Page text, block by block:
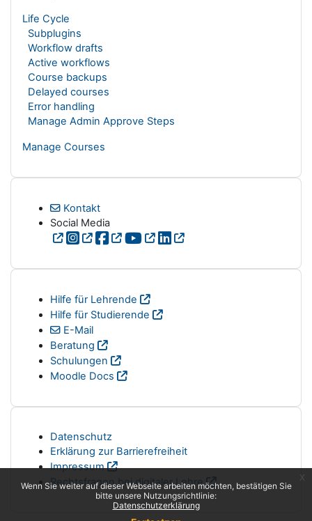
Wenn Sie weiter auf dieser Webseite arbeiten möchten, bestätigen Sie
bitte unsere Nutzungsrichtlinie:
Datenschutzerklärung
Life Cycle
Subplugins
Workflow drafts
Active workflows
Course backups
Delayed courses
Error handling
Manage Admin Approve Steps
Manage Courses
Kontakt
Social Media
Hilfe für Lehrende
Hilfe für Studierende
E-Mail
Beratung
Schulungen
Moodle Docs
Datenschutz
Erklärung zur Barrierefreiheit
Impressum
Rechtsfragen bei digitaler Lehre